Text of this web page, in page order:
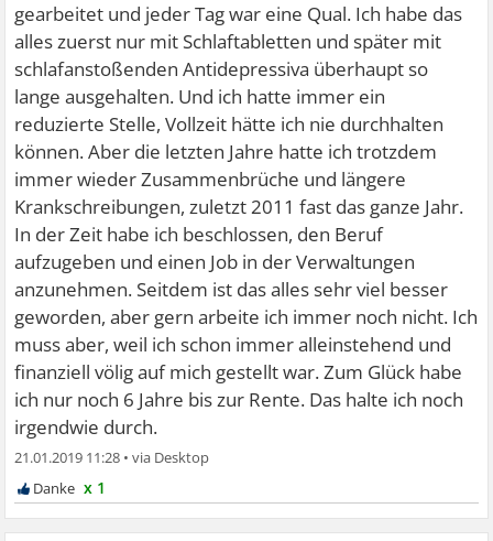
gearbeitet und jeder Tag war eine Qual. Ich habe das
alles zuerst nur mit Schlaftabletten und später mit
schlafanstoßenden Antidepressiva überhaupt so
lange ausgehalten. Und ich hatte immer ein
reduzierte Stelle, Vollzeit hätte ich nie durchhalten
können. Aber die letzten Jahre hatte ich trotzdem
immer wieder Zusammenbrüche und längere
Krankschreibungen, zuletzt 2011 fast das ganze Jahr.
In der Zeit habe ich beschlossen, den Beruf
aufzugeben und einen Job in der Verwaltungen
anzunehmen. Seitdem ist das alles sehr viel besser
geworden, aber gern arbeite ich immer noch nicht. Ich
muss aber, weil ich schon immer alleinstehend und
finanziell völig auf mich gestellt war. Zum Glück habe
ich nur noch 6 Jahre bis zur Rente. Das halte ich noch
irgendwie durch.
21.01.2019 11:28 •
x 1